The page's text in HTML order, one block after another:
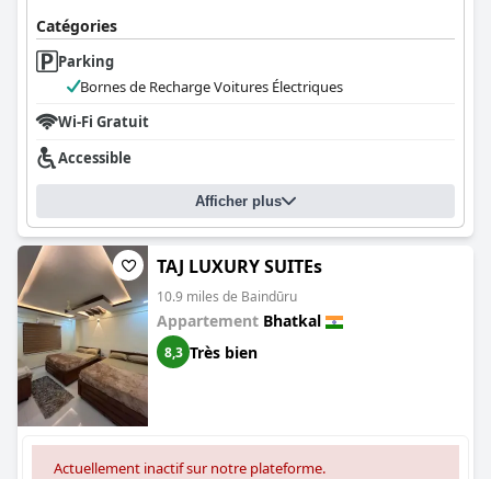
Catégories
Parking
Bornes de Recharge Voitures Électriques
Wi-Fi Gratuit
Accessible
Afficher plus
TAJ LUXURY SUITEs
10.9 miles de Baindūru
Appartement Bhatkal
8,3 Très bien
Actuellement inactif sur notre plateforme.